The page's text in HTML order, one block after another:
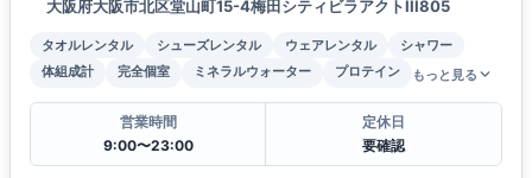
大阪府大阪市北区堂山町15-4梅田シティビラアクトIII805
タオルレンタル シューズレンタル ウェアレンタル
シャワー
体組成計
完全個室 ミネラルウォーター プロテイン もっと見る
営業時間
9:00〜23:00
定休日
要確認